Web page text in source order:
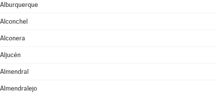
Alburquerque
Alconchel
Alconera
Aljucén
Almendral
Almendralejo